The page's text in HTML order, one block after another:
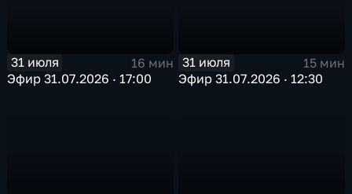
31 июля
16 мин
Эфир 31.07.2026 · 17:00
31 июля
15 мин
Эфир 31.07.2026 · 12:30